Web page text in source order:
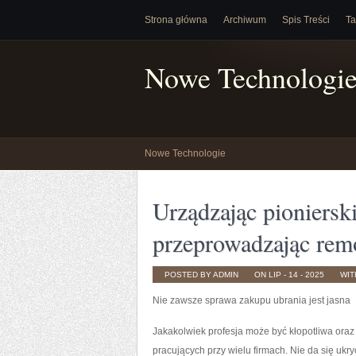
Strona główna Archiwum Spis Treści
Nowe
Nowe Technologie
Urządzając
przeprowadzając
POSTED BY ADMIN ON LIP - 14 - 2025
Nie zawsze sprawa zakupu ubrania jest jasna
Jakakolwiek profesja może być kłopotliwa
pracujących przy wielu firmach. Nie da się